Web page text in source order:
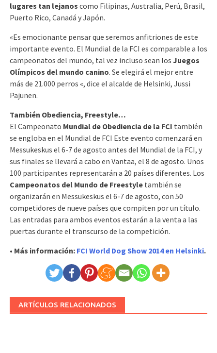
lugares tan lejanos como Filipinas, Australia, Perú, Brasil,
Puerto Rico, Canadá y Japón.
«Es emocionante pensar que seremos anfitriones de este
importante evento. El Mundial de la FCI es comparable a los
campeonatos del mundo, tal vez incluso sean los Juegos
Olímpicos del mundo canino. Se elegirá el mejor entre
más de 21.000 perros «, dice el alcalde de Helsinki, Jussi
Pajunen.
También Obediencia, Freestyle…
El Campeonato Mundial de Obediencia de la FCI también
se engloba en el Mundial de FCI Este evento comenzará en
Messukeskus el 6-7 de agosto antes del Mundial de la FCI, y
sus finales se llevará a cabo en Vantaa, el 8 de agosto. Unos
100 participantes representarán a 20 países diferentes. Los
Campeonatos del Mundo de Freestyle también se
organizarán en Messukeskus el 6-7 de agosto, con 50
competidores de nueve países que compiten por un título.
Las entradas para ambos eventos estarán a la venta a las
puertas durante el transcurso de la competición.
• Más información: FCI World Dog Show 2014 en Helsinki.
ARTÍCULOS RELACIONADOS